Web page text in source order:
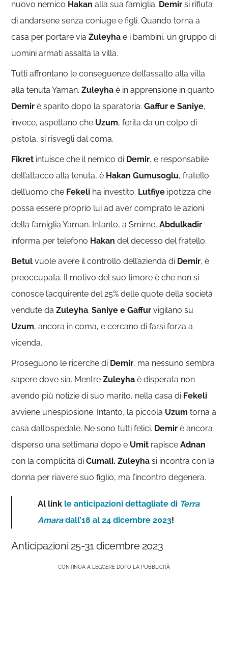
nuovo nemico Hakan alla sua famiglia. Demir si rifiuta
di andarsene senza coniuge e figli. Quando torna a
casa per portare via Zuleyha e i bambini, un gruppo di
uomini armati assalta la villa.
Tutti affrontano le conseguenze dell’assalto alla villa
alla tenuta Yaman.Zuleyha è in apprensione in quanto
Demir è sparito dopo la sparatoria.Gaffur e Saniye,
invece, aspettano che Uzum, ferita da un colpo di
pistola, si risvegli dal coma.
Fikret intuisce che il nemico di Demir, e responsabile
dell’attacco alla tenuta, è Hakan Gumusoglu, fratello
dell’uomo che Fekeli ha investito. Lutfiye ipotizza che
possa essere proprio lui ad aver comprato le azioni
della famiglia Yaman. Intanto, a Smirne,Abdulkadir
informa per telefono Hakan del decesso del fratello.
Betul vuole avere il controllo dell’azienda di Demir, è
preoccupata. Il motivo del suo timore è che non si
conosce l’acquirente del 25% delle quote della società
vendute daZuleyha.Saniye e Gaffur vigilano su
Uzum, ancora in coma, e cercano di farsi forza a
vicenda.
Proseguono le ricerche di Demir, ma nessuno sembra
sapere dove sia. MentreZuleyha è disperata non
avendo più notizie di suo marito, nella casa di Fekeli
avviene un’esplosione. Intanto, la piccola Uzum torna a
casa dall’ospedale. Ne sono tutti felici. Demir è ancora
disperso una settimana dopo e Umit rapisceAdnan
con la complicità diCumali. Zuleyha si incontra con la
donna per riavere suo figlio, ma l’incontro degenera.
Al link le anticipazioni dettagliate di Terra
Amaradall’18 al 24 dicembre 2023!
Anticipazioni 25-31 dicembre 2023
CONTINUA A LEGGERE DOPO LA PUBBLICITÀ